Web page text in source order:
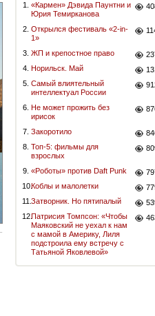
1.
«Кармен» Дэвида Паунтни и
Юрия Темирканова
2. Открылся фестиваль «2-in-
1»
3. ЖП и крепостное право
4. Норильск. Май
5. Самый влиятельный
интеллектуал России
6. Не может прожить без
ирисок
7. Закоротило
8. Топ-5: фильмы для
взрослых
9. «Роботы» против Daft Punk
10.Коблы и малолетки
11.Затворник. Но пятипалый
12.Патрисия Томпсон: «Чтобы
Маяковский не уехал к нам
с мамой в Америку, Лиля
подстроила ему встречу с
Татьяной Яковлевой»